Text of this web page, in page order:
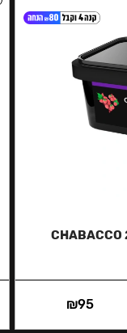
CHABACCO
₪95